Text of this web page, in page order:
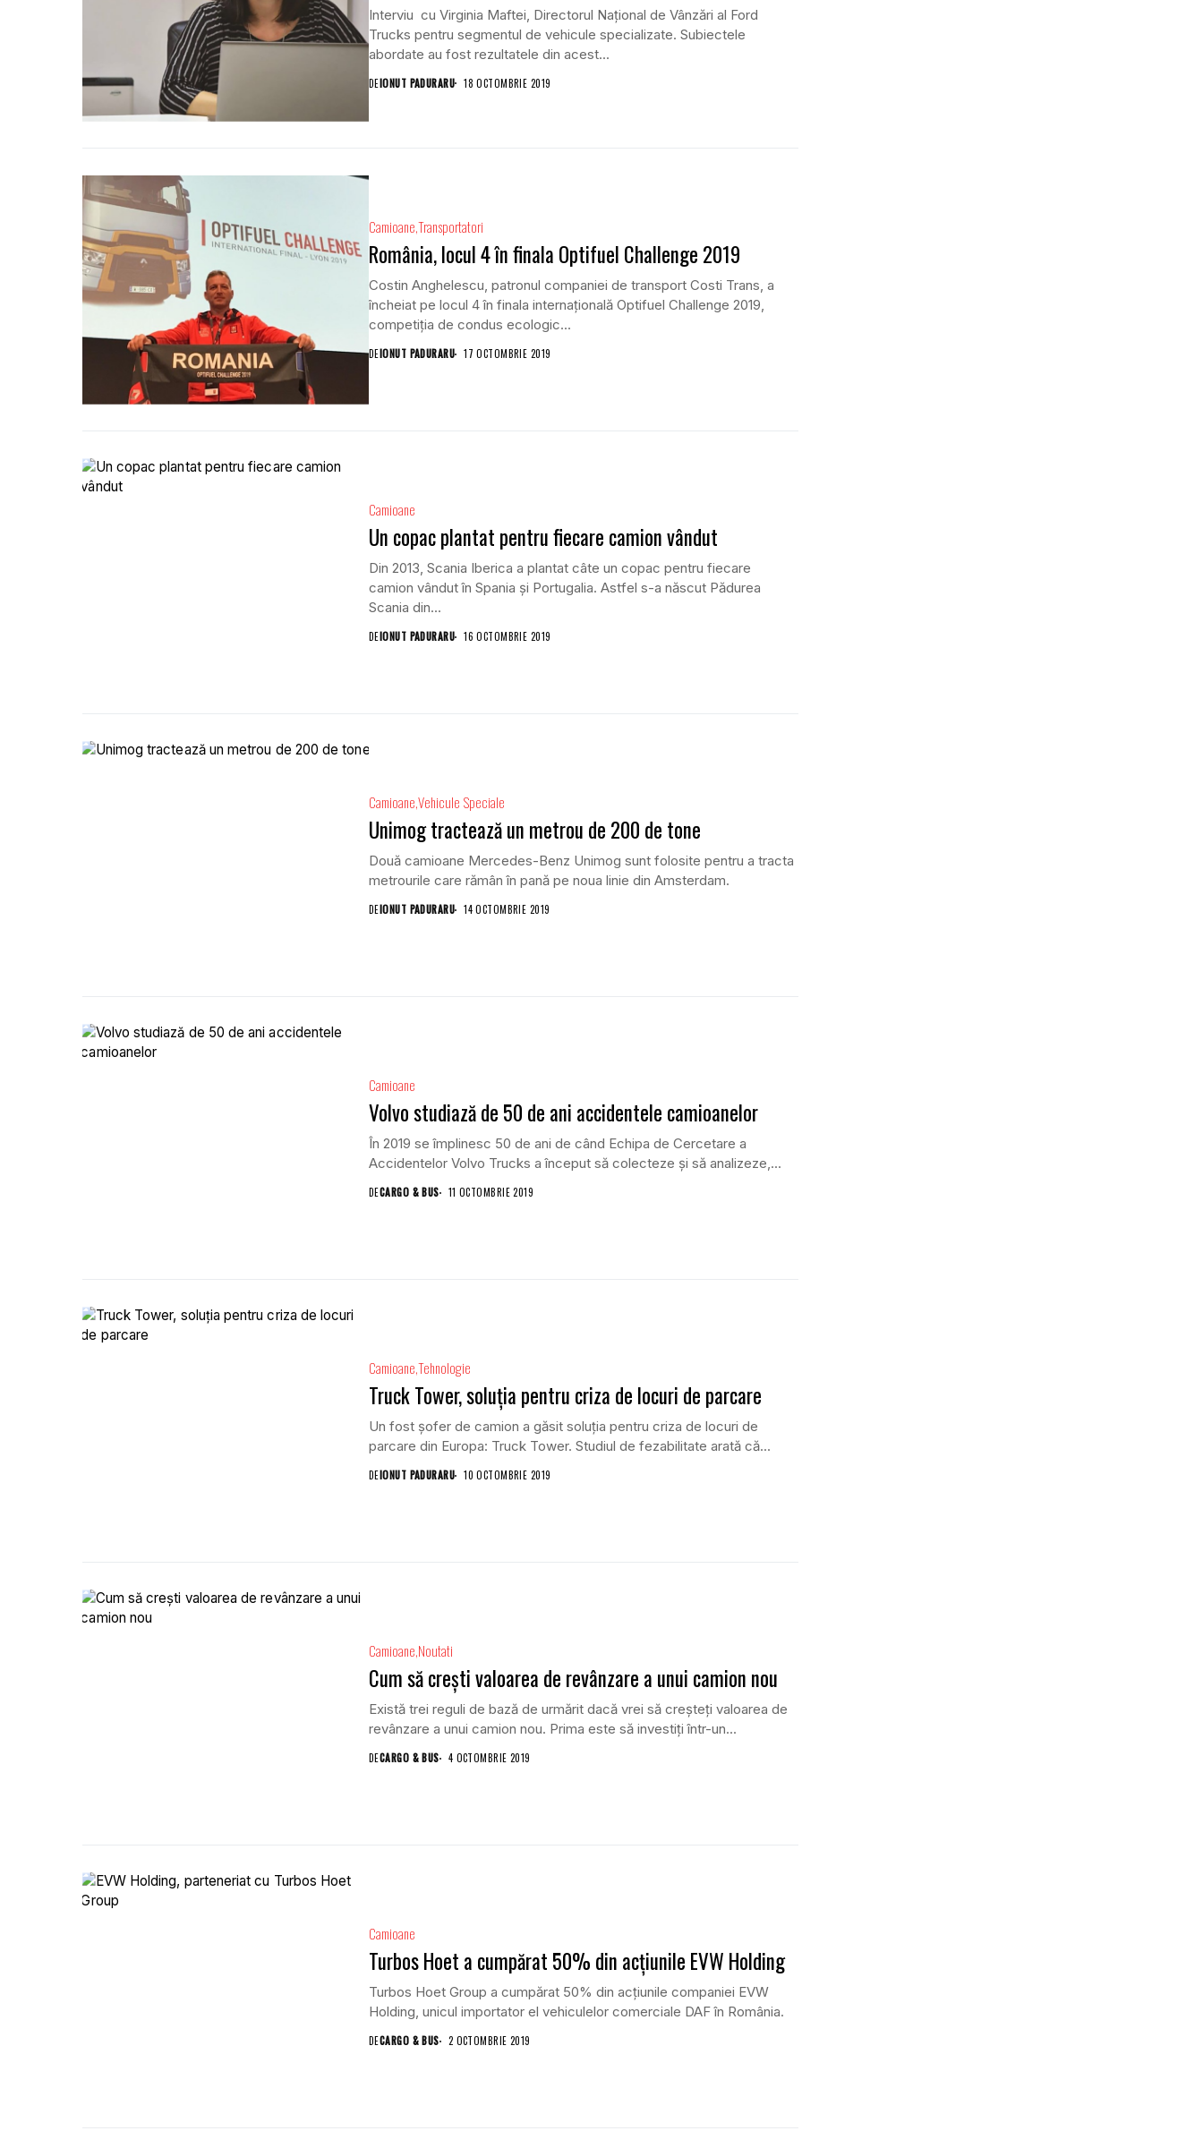
Interviu cu Virginia Maftei, Directorul Național de Vânzări al Ford
Trucks pentru segmentul de vehicule specializate. Subiectele
abordate au fost rezultatele din acest...
DEIONUT PADURARU 18 OCTOMBRIE 2019
CamioaneTransportatori
România, locul 4 în finala Optifuel Challenge 2019
Costin Anghelescu, patronul companiei de transport Costi Trans, a
încheiat pe locul 4 în finala internațională Optifuel Challenge 2019,
competiția de condus ecologic...
DEIONUT PADURARU 17 OCTOMBRIE 2019
Camioane
Un copac plantat pentru fiecare camion vândut
Din 2013, Scania Iberica a plantat câte un copac pentru fiecare
camion vândut în Spania și Portugalia. Astfel s-a născut Pădurea
Scania din...
DEIONUT PADURARU 16 OCTOMBRIE 2019
CamioaneVehicule Speciale
Unimog tractează un metrou de 200 de tone
Două camioane Mercedes-Benz Unimog sunt folosite pentru a tracta
metrourile care rămân în pană pe noua linie din Amsterdam.
DEIONUT PADURARU 14 OCTOMBRIE 2019
Camioane
Volvo studiază de 50 de ani accidentele camioanelor
În 2019 se împlinesc 50 de ani de când Echipa de Cercetare a
Accidentelor Volvo Trucks a început să colecteze și să analizeze,...
DECARGO & BUS 11 OCTOMBRIE 2019
CamioaneTehnologie
Truck Tower, soluția pentru criza de locuri de parcare
Un fost șofer de camion a găsit soluția pentru criza de locuri de
parcare din Europa: Truck Tower. Studiul de fezabilitate arată că...
DEIONUT PADURARU 10 OCTOMBRIE 2019
Camioane Noutati
Cum să crești valoarea de revânzare a unui camion nou
Există trei reguli de bază de urmărit dacă vrei să creșteți valoarea de
revânzare a unui camion nou. Prima este să investiți într-un...
DECARGO & BUS 4 OCTOMBRIE 2019
Camioane
Turbos Hoet a cumpărat 50% din acțiunile EVW Holding
Turbos Hoet Group a cumpărat 50% din acțiunile companiei EVW
Holding, unicul importator el vehiculelor comerciale DAF în România.
DECARGO & BUS 2 OCTOMBRIE 2019